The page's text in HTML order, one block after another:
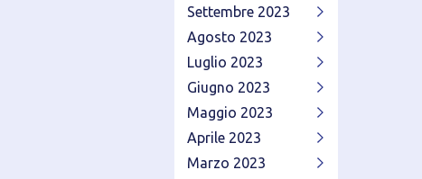
Settembre 2023
Agosto 2023
Luglio 2023
Giugno 2023
Maggio 2023
Aprile 2023
Marzo 2023